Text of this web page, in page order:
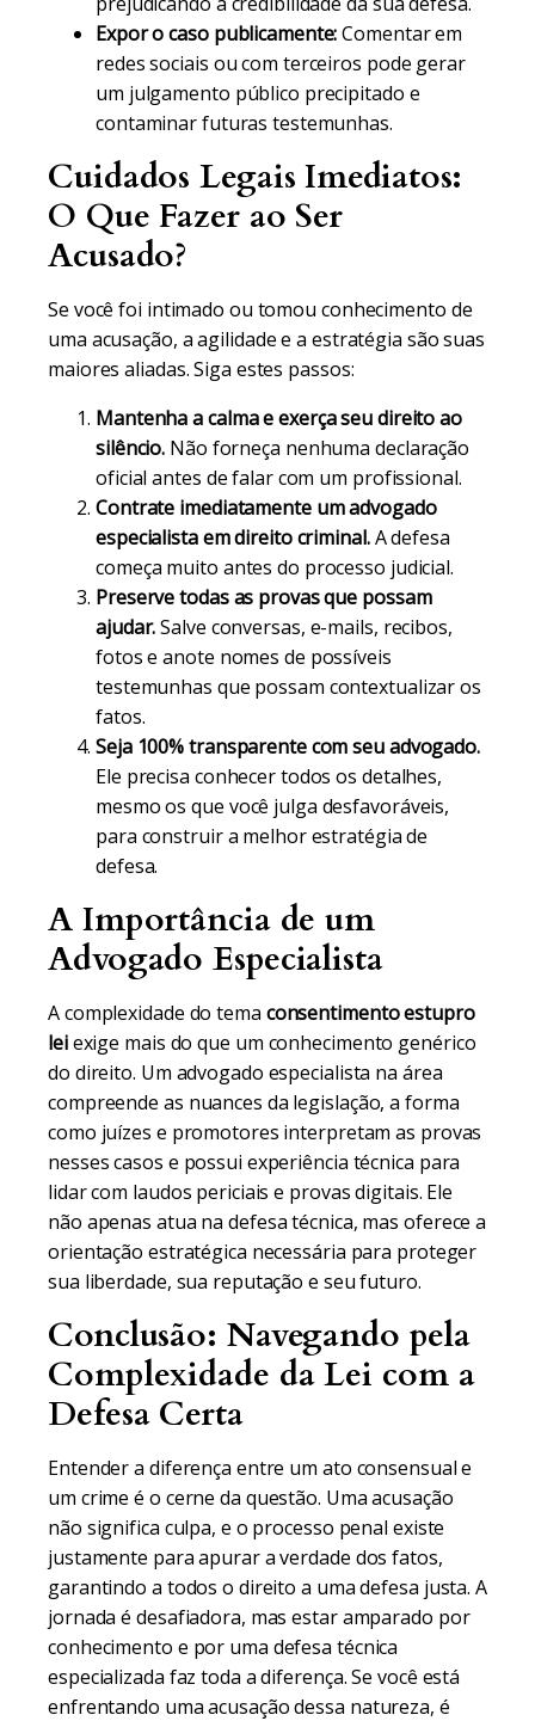
Expor o caso publicamente:Comentar em
redes sociais ou com terceiros pode gerar
um julgamento público precipitado e
contaminar futuras testemunhas.
Cuidados Legais Imediatos:
O Que Fazer ao Ser
Acusado?
Se você foi intimado ou tomou conhecimento de
uma acusação, a agilidade e a estratégia são suas
maiores aliadas. Siga estes passos:
Mantenha a calma e exerça seu direito ao
silêncio. Não forneça nenhuma declaração
oficial antes de falar com um profissional.
Contrate imediatamente um advogado
especialista em direito criminal.A defesa
começa muito antes do processo judicial.
Preserve todas as provas que possam
ajudar.Salve conversas, e-mails, recibos,
fotos e anote nomes de possíveis
testemunhas que possam contextualizar os
fatos.
Seja 100% transparente com seu advogado.
Ele precisa conhecer todos os detalhes,
mesmo os que você julga desfavoráveis,
para construir a melhor estratégia de
defesa.
A Importância de um
Advogado Especialista
A complexidade do tema consentimento estupro
leiexige mais do que um conhecimento genérico
do direito. Um advogado especialista na área
compreende as nuances da legislação, a forma
como juízes e promotores interpretam as provas
nesses casos e possui experiência técnica para
lidar com laudos periciais e provas digitais. Ele
não apenas atua na defesa técnica, mas oferece a
orientação estratégica necessária para proteger
sua liberdade, sua reputação e seu futuro.
Conclusão: Navegando pela
Complexidade da Lei com a
Defesa Certa
Entender a diferença entre um ato consensual e
um crime é o cerne da questão. Uma acusação
não significa culpa, e o processo penal existe
justamente para apurar a verdade dos fatos,
garantindo a todos o direito a uma defesa justa. A
jornada é desafiadora, mas estar amparado por
conhecimento e por uma defesa técnica
especializada faz toda a diferença. Se você está
enfrentando uma acusação dessa natureza, é